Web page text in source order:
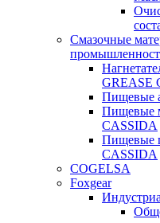
Смазочные
GREASE
Пищевые
Пищевые
CASSIDA
Пищевые
CASSIDA
COGELSA
Foxgear